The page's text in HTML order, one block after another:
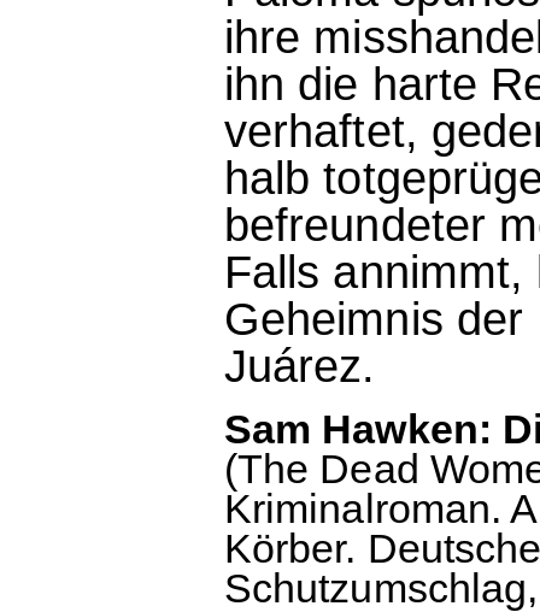
ihre
ihn die harte
verhaftet,
halb
befreundeter
Falls
Geheimnis
Juárez.
Sam Hawken:
(The Dead
Kriminalroman.
Körber.